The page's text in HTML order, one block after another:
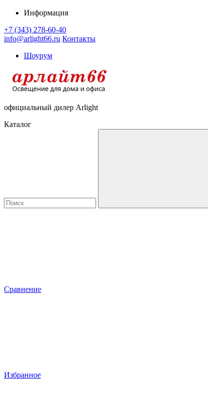
Информация
+7 (343) 278-60-40
info@arlight66.ru Контакты
Шоурум
официальный дилер Arlight
Каталог
Сравнение
Избранное